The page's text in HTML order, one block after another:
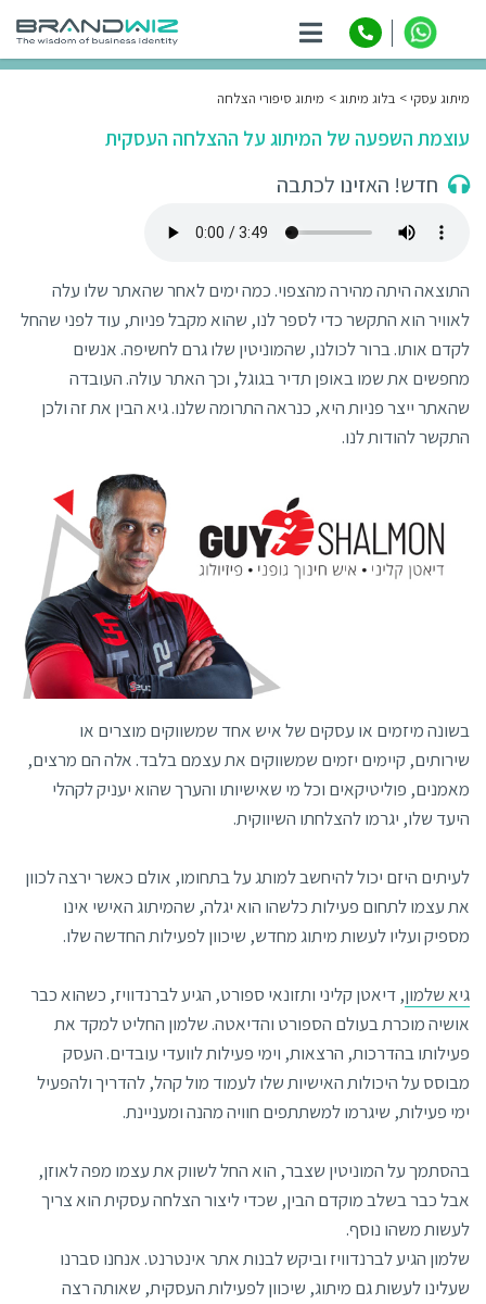
מיתוג עסקי בלוג מיתוג מיתוג סיפורי הצלחה
עוצמת השפעה של המיתוג על ההצלחה העסקית
חדש! האזינו לכתבה
התוצאה היתה מהירה מהצפוי. כמה ימים לאחר שהאתר שלו עלה
לאוויר הוא התקשר כדי לספר לנו, שהוא מקבל פניות, עוד לפני שהחל
לקדם אותו. ברור לכולנו, שהמוניטין שלו גרם לחשיפה. אנשים
מחפשים את שמו באופן תדיר בגוגל, וכך האתר עולה. העובדה
שהאתר ייצר פניות היא, כנראה התרומה שלנו. גיא הבין את זה ולכן
התקשר להודות לנו.
בשונה מיזמים או עסקים של איש אחד שמשווקים מוצרים או
שירותים, קיימים יזמים שמשווקים את עצמם בלבד. אלה הם מרצים,
מאמנים, פוליטיקאים וכל מי שאישיותו והערך שהוא יעניק לקהלי
היעד שלו, יגרמו להצלחתו השיווקית.
לעיתים היזם יכול להיחשב למותג על בתחומו, אולם כאשר ירצה לכוון
את עצמו לתחום פעילות כלשהו הוא יגלה, שהמיתוג האישי אינו
מספיק ועליו לעשות מיתוג מחדש, שיכוון לפעילות החדשה שלו.
גיא שלמון, דיאטן קליני ותזונאי ספורט, הגיע לברנדוויז, כשהוא כבר
אושיה מוכרת בעולם הספורט והדיאטה. שלמון החליט למקד את
פעילותו בהדרכות, הרצאות, וימי פעילות לוועדי עובדים. העסק
מבוסס על היכולות האישיות שלו לעמוד מול קהל, להדריך ולהפעיל
ימי פעילות, שיגרמו למשתתפים חוויה מהנה ומעניינת.
בהסתמך על המוניטין שצבר, הוא החל לשווק את עצמו מפה לאוזן,
אבל כבר בשלב מוקדם הבין, שכדי ליצור הצלחה עסקית הוא צריך
לעשות משהו נוסף.
שלמון הגיע לברנדוויז וביקש לבנות אתר אינטרנט. אנחנו סברנו
שעלינו לעשות גם מיתוג, שיכוון לפעילות העסקית, שאותה רצה